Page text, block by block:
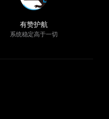
有赞护航
系统稳定高于一切